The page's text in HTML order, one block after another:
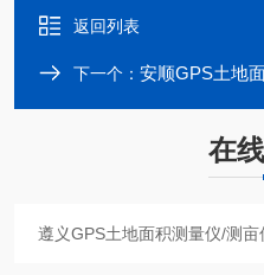
返回列表
下一个： 安顺GPS土地
在